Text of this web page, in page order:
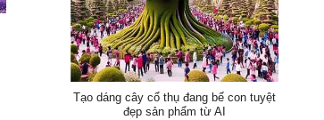
Tạo dáng cây cổ thụ đang bế con tuyệt
đẹp sản phẩm từ AI